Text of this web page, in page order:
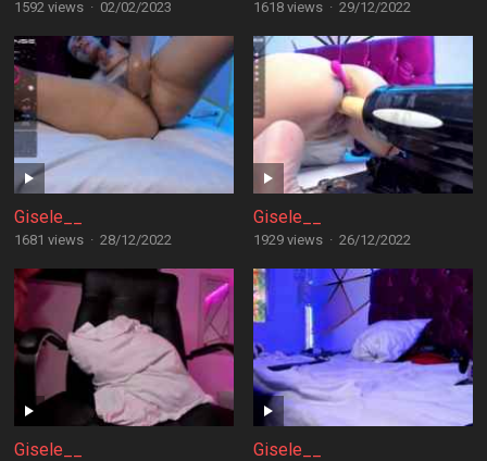
1592 views · 02/02/2023 1618 views · 29/12/2022
Gisele__
1681 views · 28/12/2022
Gisele__
1929 views · 26/12/2022
Gisele__ Gisele__